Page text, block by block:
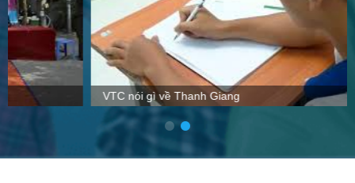
VTC nói gì về Thanh Giang